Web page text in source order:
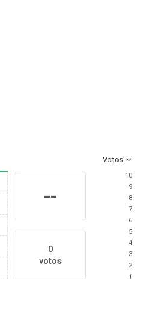
Votos
--
0
votos
10
9
8
7
6
5
4
3
2
1